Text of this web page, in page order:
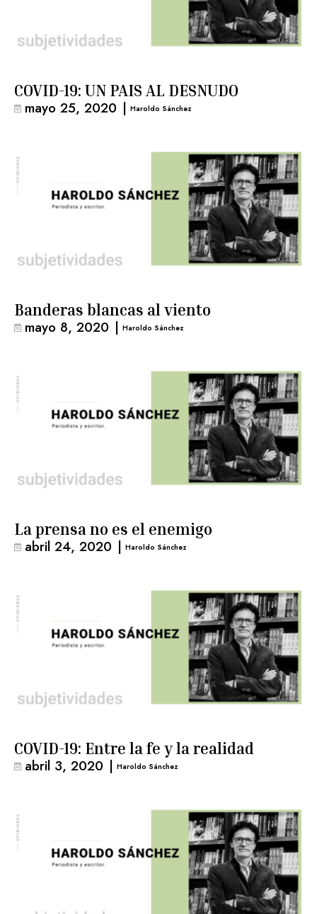
COVID-19: UN PAIS AL DESNUDO
mayo 25, 2020 | Haroldo Sánchez
Banderas blancas al viento
mayo 8, 2020 | Haroldo Sánchez
La prensa no es el enemigo
abril 24, 2020 | Haroldo Sánchez
COVID-19: Entre la fe y la realidad
abril 3, 2020 | Haroldo Sánchez